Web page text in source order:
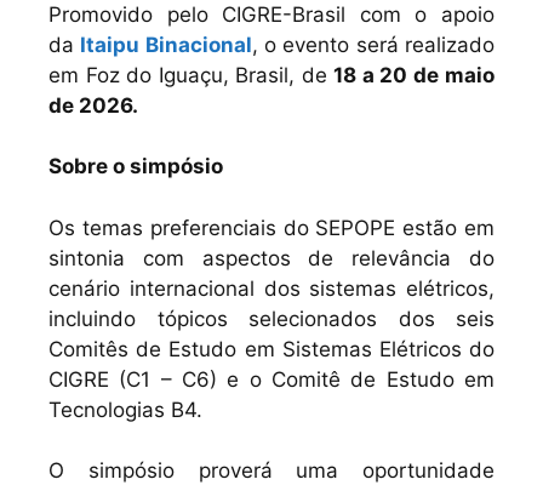
Promovido pelo CIGRE-Brasil com o apoio
da Itaipu Binacional, o evento será realizado
em Foz do Iguaçu, Brasil, de 18 a 20 de maio
de 2026.
Sobre o simpósio
Os temas preferenciais do SEPOPE estão em
sintonia com aspectos de relevância do
cenário internacional dos sistemas elétricos,
incluindo tópicos selecionados dos seis
Comitês de Estudo em Sistemas Elétricos do
CIGRE (C1 – C6) e o Comitê de Estudo em
Tecnologias B4.
O simpósio proverá uma oportunidade